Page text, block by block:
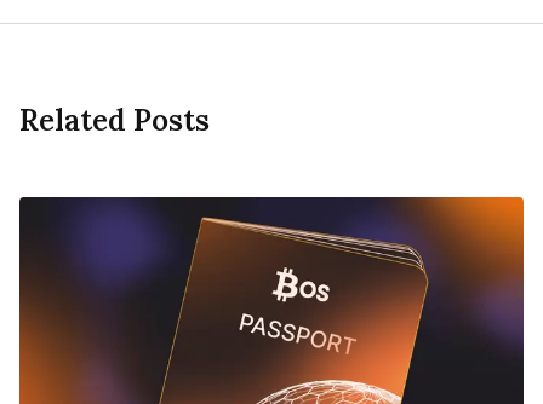
Related Posts